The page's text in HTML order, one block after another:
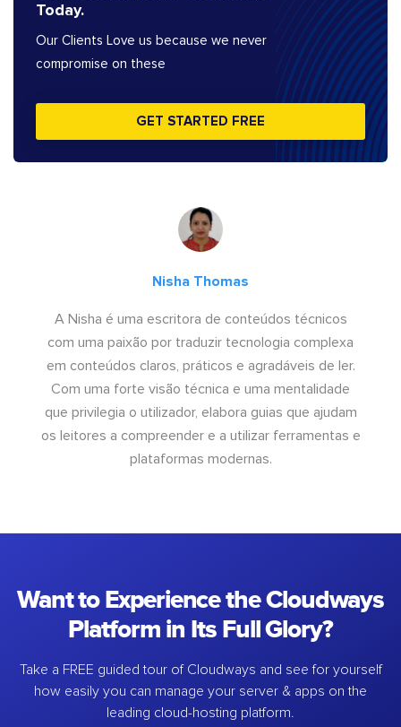
Today.
Our Clients Love us because we never
compromise on these
GET STARTED FREE
Nisha Thomas
A Nisha é uma escritora de conteúdos técnicos
com uma paixão por traduzir tecnologia complexa
em conteúdos claros, práticos e agradáveis de ler.
Com uma forte visão técnica e uma mentalidade
que privilegia o utilizador, elabora guias que ajudam
os leitores a compreender e a utilizar ferramentas e
plataformas modernas.
Want to Experience the Cloudways
Platform in Its Full Glory?
Take a FREE guided tour of Cloudways and see for yourself
how easily you can manage your server & apps on the
leading cloud-hosting platform.